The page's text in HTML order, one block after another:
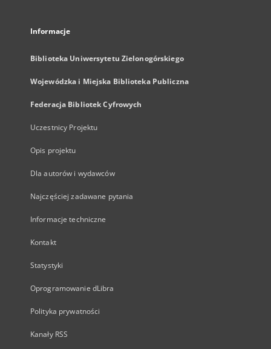
Informacje
Biblioteka Uniwersytetu Zielonogórskiego
Wojewódzka i Miejska Biblioteka Publiczna
Federacja Bibliotek Cyfrowych
Uczestnicy Projektu
Opis projektu
Dla autorów i wydawców
Najczęściej zadawane pytania
Informacje techniczne
Kontakt
Statystyki
Oprogramowanie dLibra
Polityka prywatności
Kanały RSS